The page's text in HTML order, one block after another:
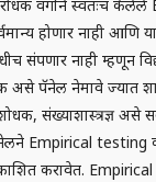
वर्गाने स्वतःच
होणार नाही आणि
संपणार नाही म्हणून
असे पॅनेल नेमावे ज्यात
संख्याशास्त्रज्ञ असे
Empirical testing
करावेत.